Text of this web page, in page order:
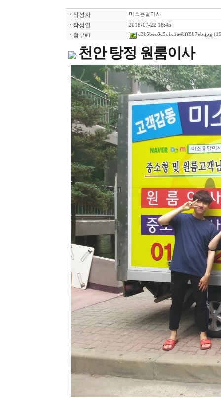
ㆍ 작성자 미소용달이사
ㆍ 작성일 2018-07-22 18:45
ㆍ 첨부#1 c3b5bec8c5c1c1a4bff8b7eb.jpg
천안 탕정 원룸이사